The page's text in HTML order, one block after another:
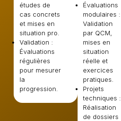
études de
cas concrets
et mises en
situation pro.
Validation :
Évaluations
régulières
pour mesurer
la
progression.
Évaluations
modulaires :
Validation
par QCM,
mises en
situation
réelle et
exercices
pratiques.
Projets
techniques :
Réalisation
de dossiers